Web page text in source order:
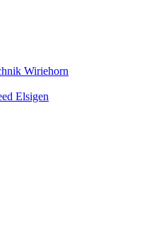
Wiriehorn
Elsigen